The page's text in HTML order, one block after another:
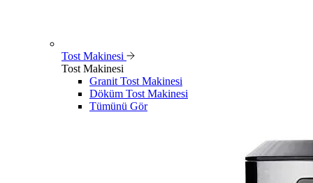
Tost Makinesi
Tost Makinesi
Granit Tost Makinesi
Döküm Tost Makinesi
Tümünü Gör